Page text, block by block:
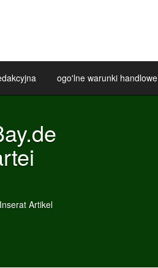
ogo'lne warunki handlowe
Artikel